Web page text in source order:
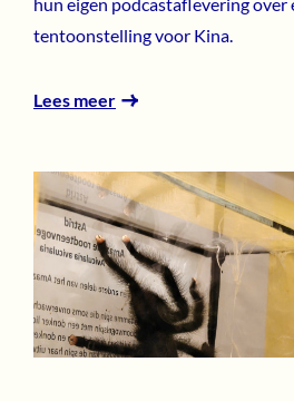
tentoonstelling voor Kina.
Lees meer